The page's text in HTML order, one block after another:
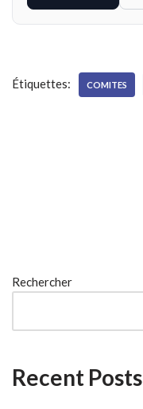
Étiquettes: COMITES
Rechercher
Recent Posts